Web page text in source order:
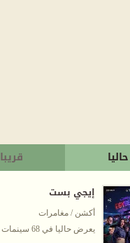
حاليا قريبا
إيجي بست
أكشن / مغامرات
يعرض حاليا في 68 سينمات